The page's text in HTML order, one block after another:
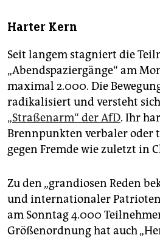
Harter Kern
Seit langem stagniert die
„Abendspaziergänge“ am
maximal 2.000. Die
radikalisiert und versteht
„Straßenarm“ der AfD. Ihr
Brennpunkten verbaler oder
gegen Fremde wie zuletzt in
Zu den „grandiosen Reden
und internationaler
am Sonntag 4.000
Größenordnung hat auch